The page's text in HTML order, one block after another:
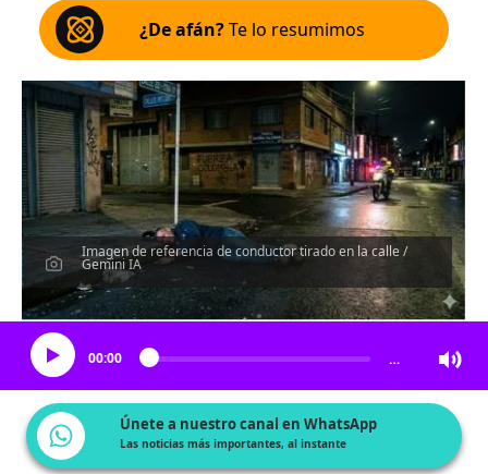
¿De afán?Te lo resumimos
Imagen de referencia de conductor tirado en la calle /
Gemini IA
Escucha el artículo
00:00 …
Únete a nuestro canal en WhatsApp
Las noticias más importantes, al instante